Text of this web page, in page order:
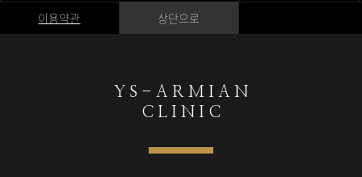
이용약관
상단으로
Y S - A R M I A N
C L I N I C